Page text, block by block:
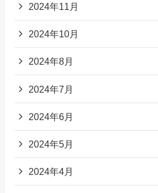
2024年11月
2024年10月
2024年8月
2024年7月
2024年6月
2024年5月
2024年4月